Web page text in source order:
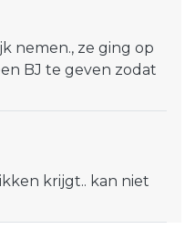
nemen., ze ging op
BJ te geven zodat
krijgt.. kan niet